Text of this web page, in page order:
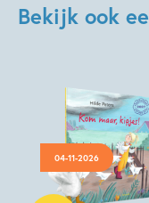
Bekijk ook
04-11-2026